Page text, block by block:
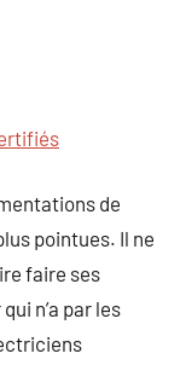
de
pointues. Il ne
faire ses
n’a par les